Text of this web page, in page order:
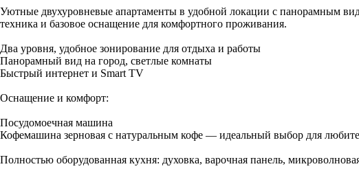
Уютные двухуровневые апартаменты в удобной локации с панорамным
техника и базовое оснащение для комфортного проживания.
Два уровня, удобное зонирование для отдыха и работы
Панорамный вид на город, светлые комнаты
Быстрый интернет и Smart TV
Оснащение и комфорт:
Посудомоечная машина
Кофемашина зерновая с натуральным кофе — идеальный выбор для
Полностью оборудованная кухня: духовка, варочная панель,